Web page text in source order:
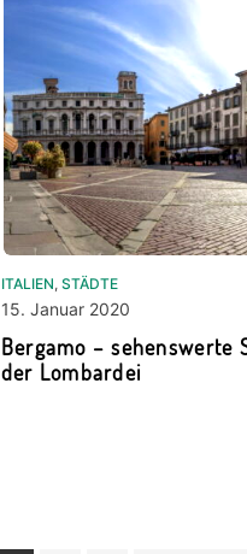
ITALIEN, STÄDTE
15. Januar 2020
Bergamo – sehenswerte
der Lombardei